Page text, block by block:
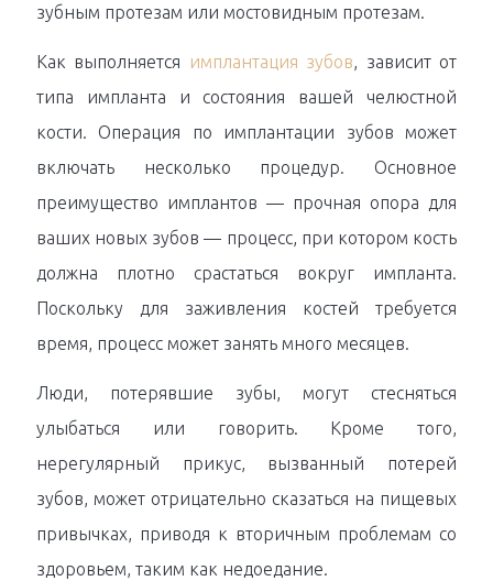
зубным протезам или мостовидным протезам.
Как выполняется имплантация зубов, зависит от
типа импланта и состояния вашей челюстной
кости. Операция по имплантации зубов может
включать несколько процедур. Основное
преимущество имплантов — прочная опора для
ваших новых зубов — процесс, при котором кость
должна плотно срастаться вокруг импланта.
Поскольку для заживления костей требуется
время, процесс может занять много месяцев.
Люди, потерявшие зубы, могут стесняться
улыбаться или говорить. Кроме того,
нерегулярный прикус, вызванный потерей
зубов, может отрицательно сказаться на пищевых
привычках, приводя к вторичным проблемам со
здоровьем, таким как недоедание.